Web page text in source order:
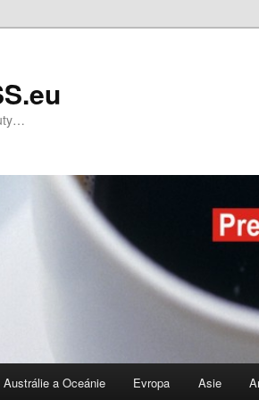
Austrálie a Oceánie Evropa Asie